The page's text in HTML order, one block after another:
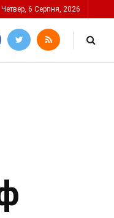
Четвер, 6 Серпня, 2026